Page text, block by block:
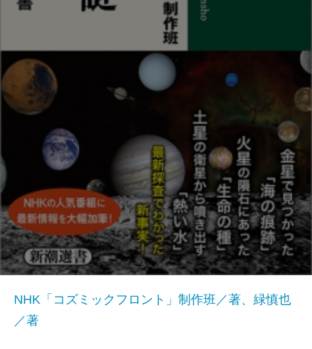
NHK「コズミックフロント」制作班／著、緑慎也
／著